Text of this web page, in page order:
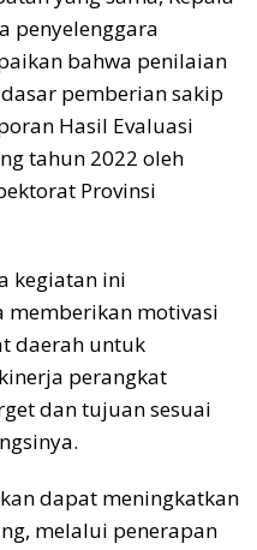
penyelenggara
bahwa penilaian
pemberian sakip
Hasil Evaluasi
tahun 2022 oleh
Provinsi
kegiatan ini
memberikan motivasi
daerah untuk
perangkat
dan tujuan sesuai
dapat meningkatkan
melalui penerapan